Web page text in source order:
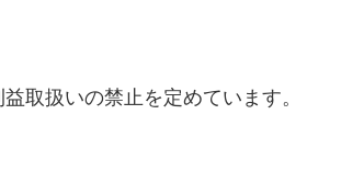
取扱いの禁止を定めています。